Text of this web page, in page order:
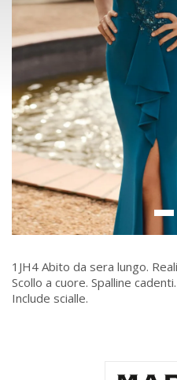
1JH4 Abito da sera lungo.
Scollo a cuore. Spalline
Include scialle.